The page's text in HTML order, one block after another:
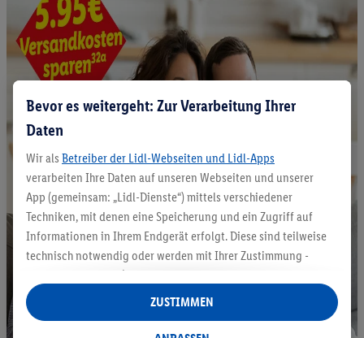
Bevor es weitergeht: Zur Verarbeitung Ihrer
Daten
Wir als Betreiber der Lidl-Webseiten und Lidl-Apps
verarbeiten Ihre Daten auf unseren Webseiten und unserer
App (gemeinsam: „Lidl-Dienste“) mittels verschiedener
Techniken, mit denen eine Speicherung und ein Zugriff auf
Informationen in Ihrem Endgerät erfolgt. Diese sind teilweise
technisch notwendig oder werden mit Ihrer Zustimmung -
auch durch Partner (u.a.
Verantwortliche; im Zusammenhang mit dem IAB TCF
insgesamt
Statistik-Erstellung oder für personalisierte Werbung
ZUSTIMMEN